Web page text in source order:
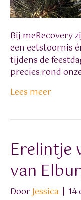
Bij meRecovery
een eetstoornis
tijdens de
precies rond
Lees meer
Erelintje
van
DoorJessica | 14